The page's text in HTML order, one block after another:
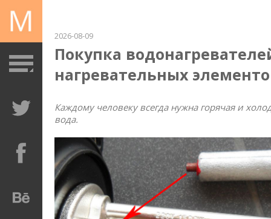
2026-08-09
Покупка
нагревательных
Каждому человеку всегда нужна горячая и
вода.